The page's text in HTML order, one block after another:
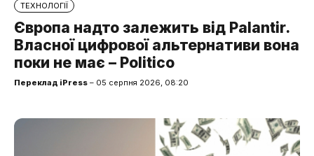
ТЕХНОЛОГІЇ
Європа надто залежить від Palantir.
Власної цифрової альтернативи вона
поки не має – Politico
Переклад iPress – 05 серпня 2026, 08:20